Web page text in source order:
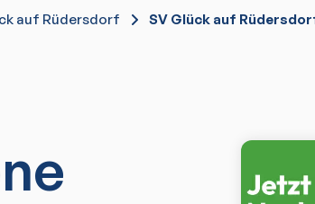
auf Rüdersdorf SV Glück auf